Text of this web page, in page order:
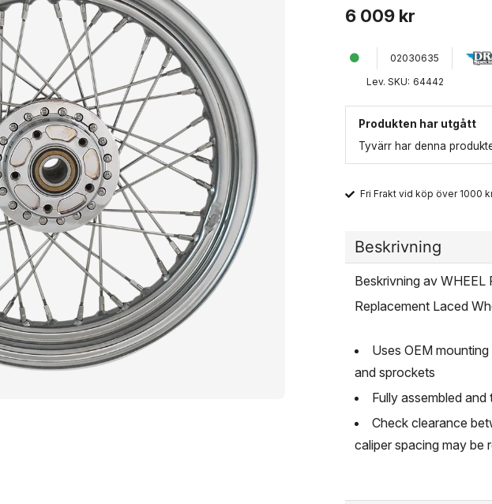
6 009 kr
02030635
Lev. SKU: 64442
Produkten har utgått
Tyvärr har denna
Fri Frakt vid köp över 1000
Beskrivning
Beskrivning av WHEEL
Replacement Laced
Uses OEM
and sprockets
Fully assembled
Check clearance
caliper spacing may be